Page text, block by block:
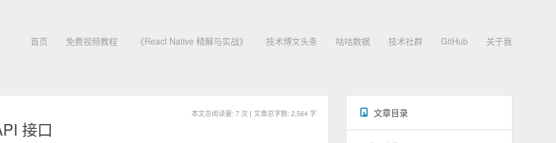
首页 免费视频教程 《React Native 精解与实战》 技术博文头条 咕咕数据 技术社群 GitHub 关于我
本文总阅读量: 7 次 | 文章总字数: 2,564 字
接口
文章目录